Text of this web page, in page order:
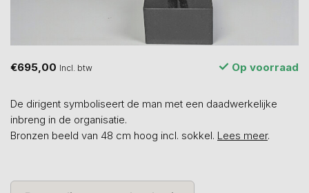
€695,00 Incl. btw Op voorraad
De dirigent symboliseert de man met een daadwerkelijke
inbreng in de organisatie.
Bronzen beeld van 48 cm hoog incl. sokkel. Lees meer.